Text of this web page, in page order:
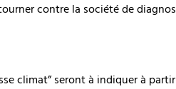
contre la société de
climat” seront à indiquer à